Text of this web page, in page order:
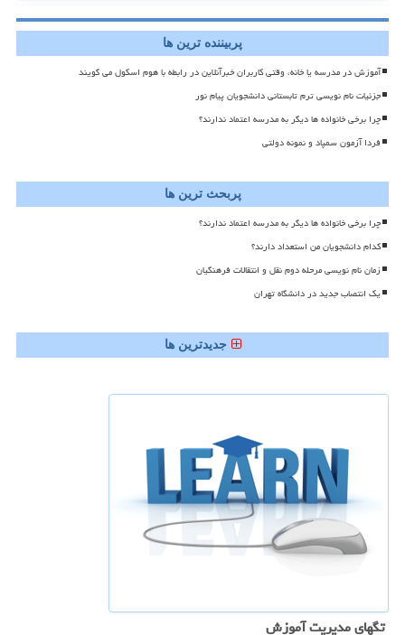
پربیننده ترین ها
آموزش در مدرسه یا خانه، وقتی کاربران خبرآنلاین در رابطه با هوم اسکول می گویند
جزئیات نام نویسی ترم تابستانی دانشجویان پیام نور
چرا برخی خانواده ها دیگر به مدرسه اعتماد ندارند؟
فردا آزمون سمپاد و نمونه دولتی
پربحث ترین ها
چرا برخی خانواده ها دیگر به مدرسه اعتماد ندارند؟
کدام دانشجویان من استعداد دارند؟
زمان نام نویسی مرحله دوم نقل و انتقالات فرهنگیان
یک انتصاب جدید در دانشگاه تهران
جدیدترین ها
تگهای مدیریت آموزش